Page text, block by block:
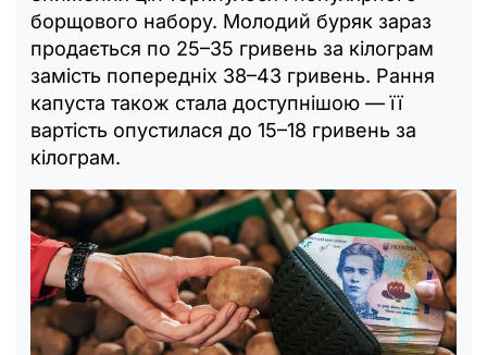
борщового набору. Молодий буряк зараз
продається по 25–35 гривень за кілограм
замість попередніх 38–43 гривень. Рання
капуста також стала доступнішою — її
вартість опустилася до 15–18 гривень за
кілограм.